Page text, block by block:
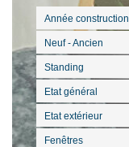
Année construction
Neuf - Ancien
Standing
Etat général
Etat extérieur
Fenêtres